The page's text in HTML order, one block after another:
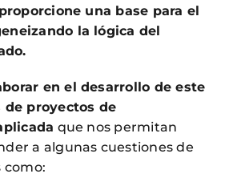
una base para el
la lógica del
en el desarrollo de este
de proyectos de
que nos permitan
a algunas cuestiones de
como: